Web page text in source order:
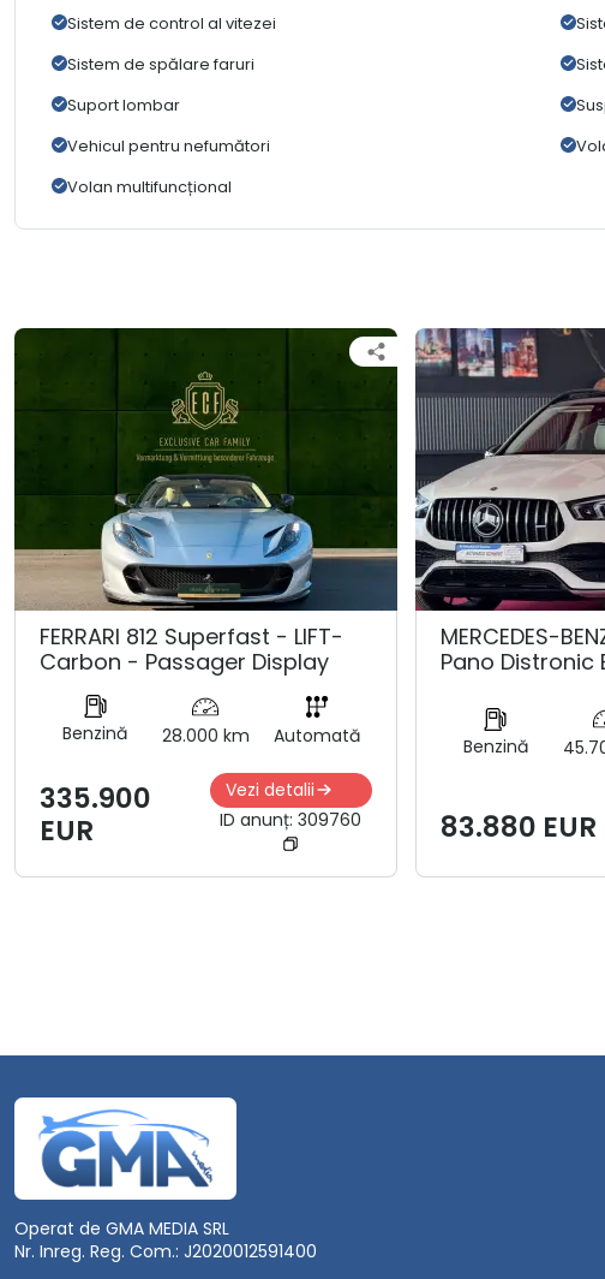
Sistem de control al vitezei
Sistem de spălare faruri
Suport lombar
Vehicul pentru nefumători
Volan multifuncțional
FERRARI 812 Superfast - LIFT-
Carbon - Passager Display
Benzină 28.000 km Automată
335.900
EUR
Vezi detalii
ID anunț:309760
MERCEDES-
Pano Distronic
Benzină
83.880 EUR
Operat de GMA MEDIA SRL
Nr. Inreg. Reg. Com.: J2020012591400